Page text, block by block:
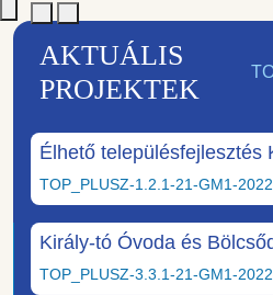
AKTUÁLIS
PROJEKTEK
Élhető településfejlesztés
TOP_PLUSZ-1.2.1-21-GM1-
Király-tó Óvoda és
TOP_PLUSZ-3.3.1-21-GM1-